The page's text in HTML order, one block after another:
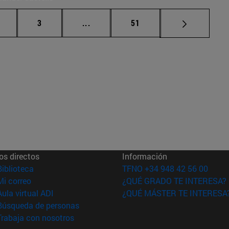
Página
3 ... Páginas intermedias Use TAB para
Página
51
directos
(abre en nueva ventana)
correo(abre en nueva ventana)
virtual ADI (abre en nueva ventana)
de personas(abre en nueva ventana)
con nosotros(abre en nueva ventana)
Información
TFNO +34 948 42 56 00
¿QUÉ GRADO TE INTERESA?
¿QUÉ MÁSTER TE